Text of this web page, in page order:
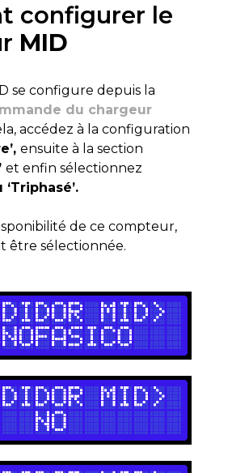
configurer le
MID
se configure depuis la
du chargeur
accédez à la configuration
ensuite à la section
et enfin sélectionnez
‘Triphasé’.
de ce compteur,
être sélectionnée.